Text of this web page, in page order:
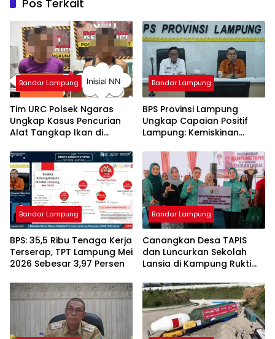
Pos Terkait
Bandar Lampung
Tim URC Polsek Ngaras
Ungkap Kasus Pencurian
Alat Tangkap Ikan di
Terduga Pelaku
Diamankan.
Bandar Lampung
BPS Provinsi Lampung
Ungkap Capaian Positif
Lampung: Kemiskinan
Ekonomi Terus Tumbuh
Bandar Lampung
BPS: 35,5 Ribu Tenaga Kerja
Terserap, TPT Lampung Mei
2026 Sebesar 3,97 Persen
Bandar Lampung
Canangkan Desa TAPIS
dan Luncurkan Sekolah
Lansia di Kampung Rukti
Lampung Dorong
Pembangunan SDM Dimulai
dari Desa